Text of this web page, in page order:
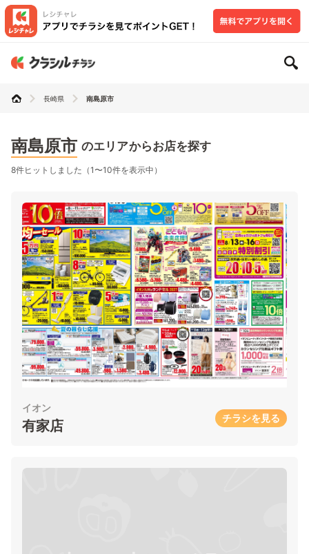
長崎県 南島原市
南島原市 のエリアからお店を探す
8件ヒットしました（1〜10件を表示中）
イオン
有家店 チラシを見る